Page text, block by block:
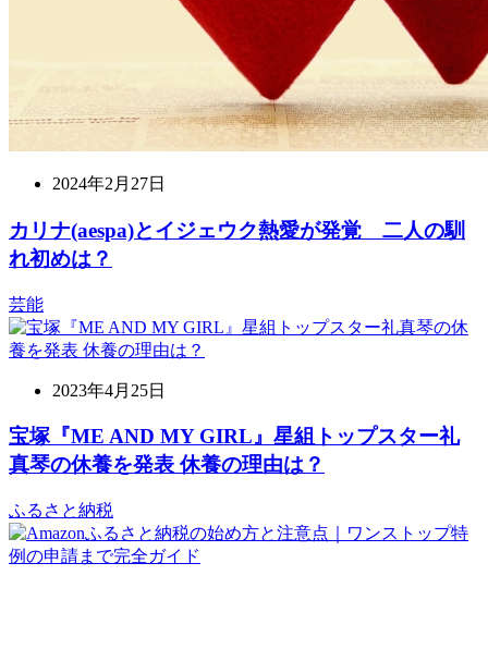
2024年2月27日
カリナ(aespa)とイジェウク熱愛が発覚 二人の馴
れ初めは？
芸能
2023年4月25日
宝塚『ME AND MY GIRL』星組トップスター礼
真琴の休養を発表 休養の理由は？
ふるさと納税